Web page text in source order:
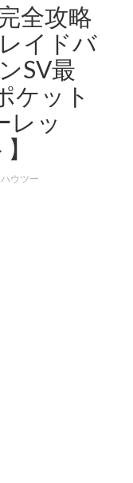
全攻略
イドバ
SV最
ケット
レッ
ハウツー